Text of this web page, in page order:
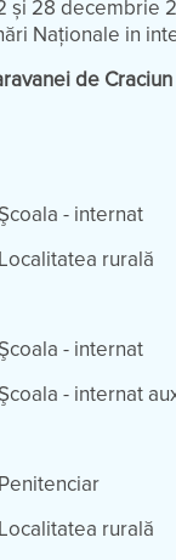
și 28 decembrie
Naționale in
de
Şcoala - internat
Localitatea rurală
Şcoala - internat
Şcoala - internat
Penitenciar
Localitatea rurală